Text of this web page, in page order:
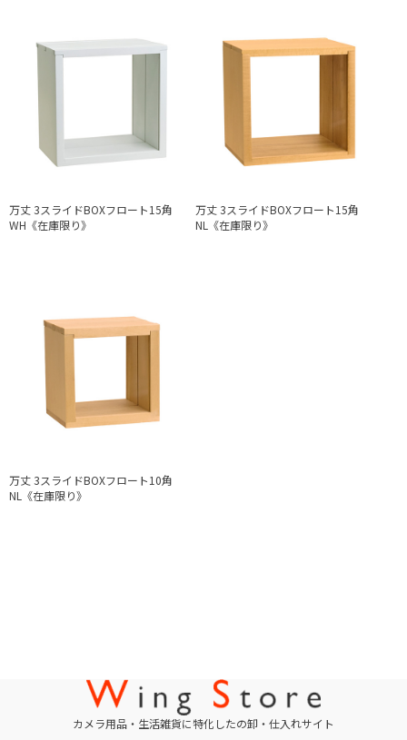
万丈 3スライドBOXフロート15角
WH《在庫限り》
万丈 3スライドBOXフロート15角
NL《在庫限り》
万丈 3スライドBOXフロート10角
NL《在庫限り》
カメラ用品・生活雑貨に特化したの卸・仕入れサイト